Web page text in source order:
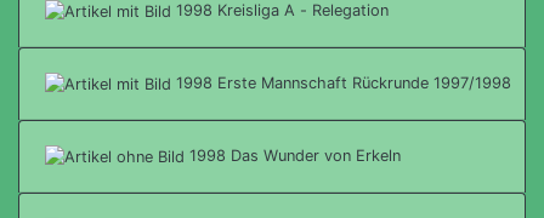
1998 Kreisliga A - Relegation
1998 Erste Mannschaft Rückrunde 1997/1998
1998 Das Wunder von Erkeln